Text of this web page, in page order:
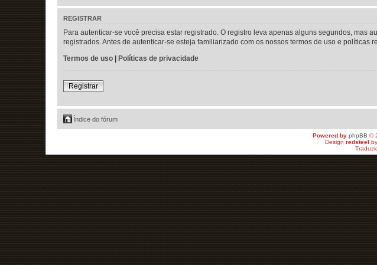
REGISTRAR
Para autenticar-se você precisa estar registrado. O registro leva apenas alguns segundos, mas
registrados. Antes de autenticar-se esteja familiarizado com os nossos termos de uso e
Termos de uso | Políticas de privacidade
Registrar
Índice do fórum
Powered by phpBB ©
Design redsteel by